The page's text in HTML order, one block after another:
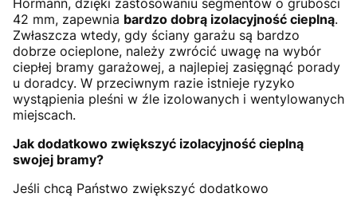
Hörmann, dzięki zastosowaniu segmentów o grubości
42 mm, zapewnia bardzo dobrą izolacyjność cieplną.
Zwłaszcza wtedy, gdy ściany garażu są bardzo
dobrze ocieplone, należy zwrócić uwagę na wybór
ciepłej bramy garażowej, a najlepiej zasięgnąć porady
u doradcy. W przeciwnym razie istnieje ryzyko
wystąpienia pleśni w źle izolowanych i wentylowanych
miejscach.
Jak dodatkowo zwiększyć izolacyjność cieplną
swojej bramy?
Jeśli chcą Państwo zwiększyć dodatkowo